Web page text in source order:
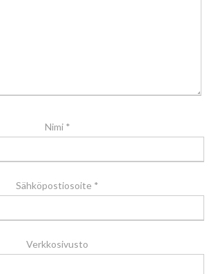
Nimi *
Sähköpostiosoite *
Verkkosivusto